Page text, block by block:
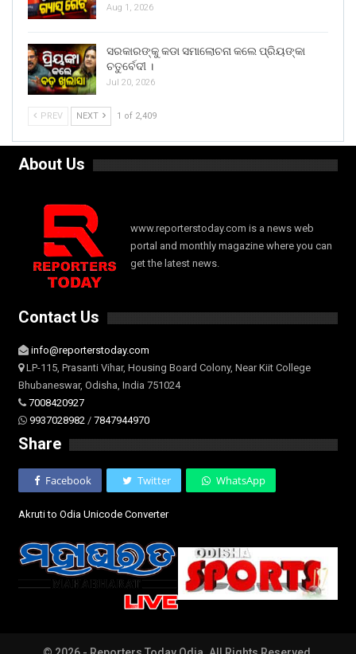
Aug 1, 2026
ସରକାରଙ୍କୁ କଡା ସମାଲୋଚନା କଲେ ପ୍ରିୟଙ୍କା
ଚତୁର୍ବେଦୀ ।
Jul 20, 2026
PREV NEXT 1 of 2,409
About Us
www.reporterstoday.com is a news web
portal and monthly magazine where you can
get the latest news.
Contact Us
info@reporterstoday.com
LP-115, Prasanti Vihar, Housing Board Colony, Near Kiit College
Bhubaneswar, Odisha, India 751024
7008420927
9937028982 / 7847944970
Share
Facebook Twitter WhatsApp
Akruti to Odia Unicode Converter